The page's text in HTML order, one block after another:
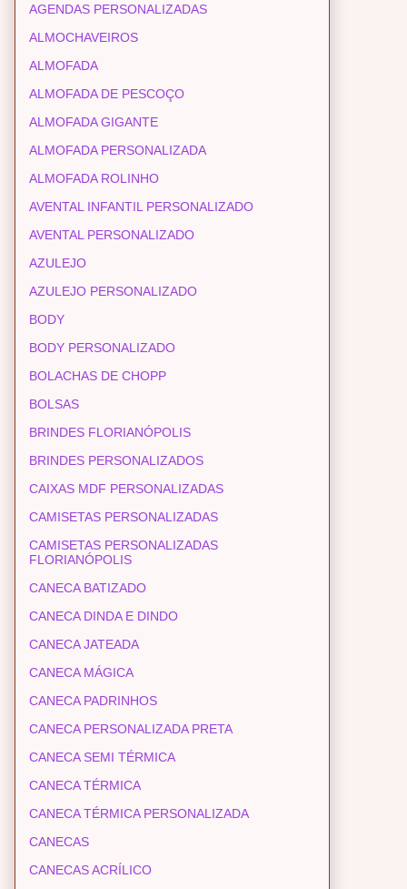
AGENDAS PERSONALIZADAS
ALMOCHAVEIROS
ALMOFADA
ALMOFADA DE PESCOÇO
ALMOFADA GIGANTE
ALMOFADA PERSONALIZADA
ALMOFADA ROLINHO
AVENTAL INFANTIL PERSONALIZADO
AVENTAL PERSONALIZADO
AZULEJO
AZULEJO PERSONALIZADO
BODY
BODY PERSONALIZADO
BOLACHAS DE CHOPP
BOLSAS
BRINDES FLORIANÓPOLIS
BRINDES PERSONALIZADOS
CAIXAS MDF PERSONALIZADAS
CAMISETAS PERSONALIZADAS
CAMISETAS PERSONALIZADAS
FLORIANÓPOLIS
CANECA BATIZADO
CANECA DINDA E DINDO
CANECA JATEADA
CANECA MÁGICA
CANECA PADRINHOS
CANECA PERSONALIZADA PRETA
CANECA SEMI TÉRMICA
CANECA TÉRMICA
CANECA TÉRMICA PERSONALIZADA
CANECAS
CANECAS ACRÍLICO